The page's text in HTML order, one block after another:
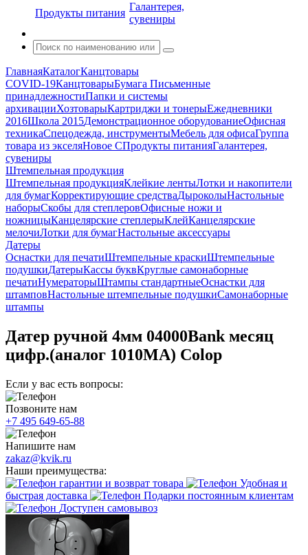
Продукты питания
Галантерея,
сувениры
ГлавнаяКаталогКанцтовары
COVID-19КанцтоварыБумага Письменные
принадлежностиПапки и системы
архивацииХозтоварыКартриджи и тонерыЕжедневники
2016Школа 2015Демонстрационное оборудованиеОфисная
техникаСпецодежда, инструментыМебель для офисаГруппа
товара из экселяНовое СПродукты питанияГалантерея,
сувениры
Штемпельная продукция
Штемпельная продукцияКлейкие лентыЛотки и накопители
для бумагКорректирующие средстваДыроколыНастольные
наборыСкобы для степлеровОфисные ножи и
ножницыКанцелярские степлерыКлейКанцелярские
мелочиЛотки для бумагНастольные аксессуары
Датеры
Оснастки для печатиШтемпельные краскиШтемпельные
подушкиДатерыКассы буквКруглые самонаборные
печатиНумераторыШтампы стандартныеОснастки для
штамповНастольные штемпельные подушкиСамонаборные
штампы
Датер ручной 4мм 04000Bank месяц
цифр.(аналог 1010МА) Colop
Если у вас есть вопросы:
Позвоните нам
+7 495 649-65-88
Напишите нам
zakaz@kvik.ru
Наши преимущества:
гарантии и возврат товара
Удобная и
быстрая доставка
Подарки постоянным клиентам
Доступен самовывоз